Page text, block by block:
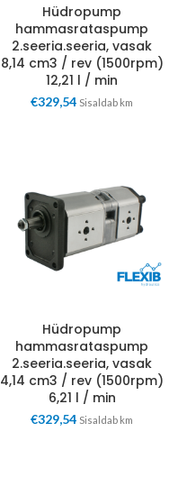
Hüdropump
hammasrataspump
2.seeria.seeria, vasak
8,14 cm3 / rev (1500rpm)
12,21 l / min
€329,54 Sisaldab km
Hüdropump
hammasrataspump
2.seeria.seeria, vasak
4,14 cm3 / rev (1500rpm)
6,21 l / min
€329,54 Sisaldab km